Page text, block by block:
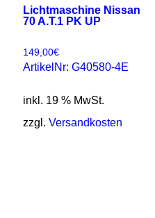
Lichtmaschine Nissan
70 A.T.1 PK UP
149,00€
ArtikelNr: G40580-4E
inkl. 19 % MwSt.
zzgl. Versandkosten